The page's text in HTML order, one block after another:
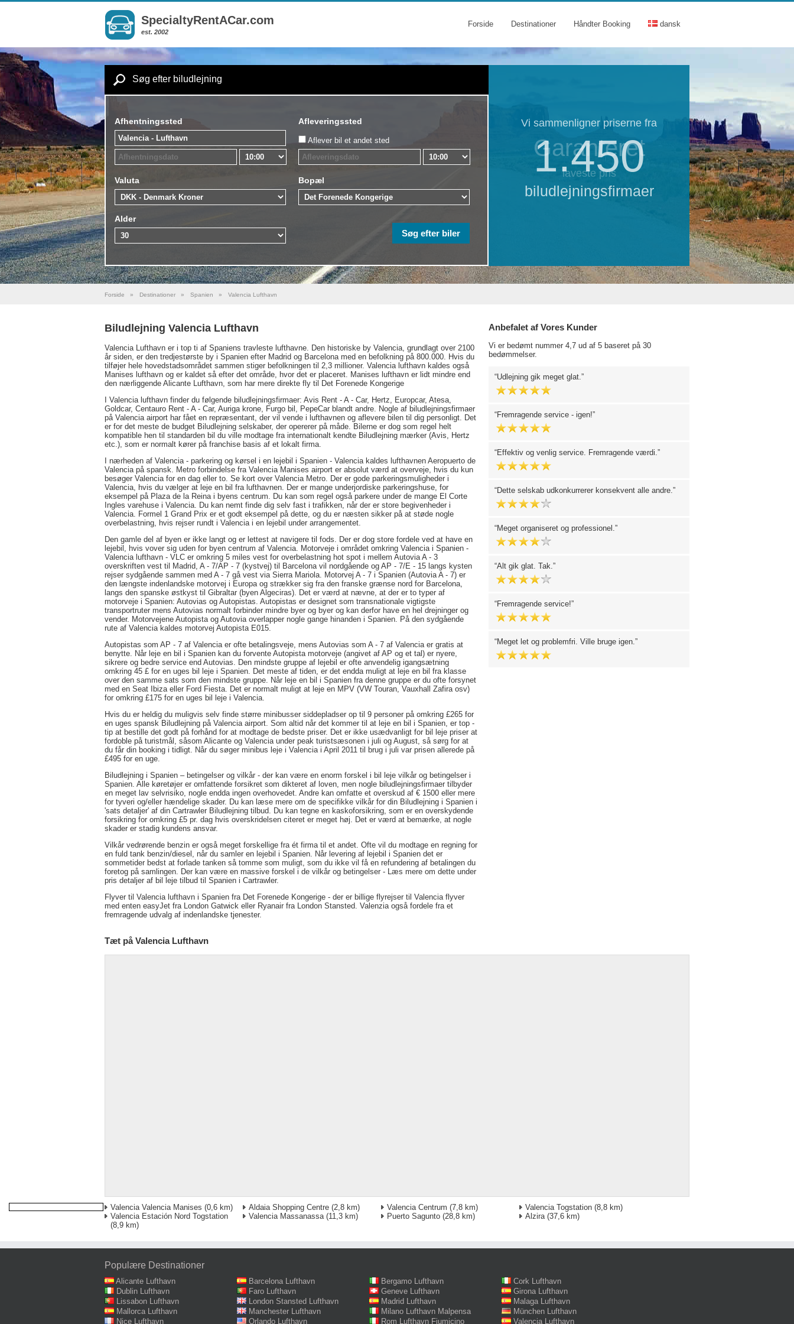
SpecialtyRentACar.com
est. 2002
Forside Destinationer Håndter Booking dansk
Søg efter biludlejning
Afhentningssted Afleveringssted
Aflever bil et andet sted
Valuta Bopæl
Alder
Vi sammenligner priserne fra
1.450
biludlejningsfirmaer
Garanteret
laveste pris
Forside » Destinationer » Spanien » Valencia Lufthavn
Biludlejning Valencia Lufthavn
Valencia Lufthavn er i top ti af Spaniens travleste lufthavne. Den historiske by Valencia, grundlagt over 2100
år siden, er den tredjestørste by i Spanien efter Madrid og Barcelona med en befolkning på 800.000. Hvis du
tilføjer hele hovedstadsområdet sammen stiger befolkningen til 2,3 millioner. Valencia lufthavn kaldes også
Manises lufthavn og er kaldet så efter det område, hvor det er placeret. Manises lufthavn er lidt mindre end
den nærliggende Alicante Lufthavn, som har mere direkte fly til Det Forenede Kongerige
I Valencia lufthavn finder du følgende biludlejningsfirmaer: Avis Rent - A - Car, Hertz, Europcar, Atesa,
Goldcar, Centauro Rent - A - Car, Auriga krone, Furgo bil, PepeCar blandt andre. Nogle af biludlejningsfirmaer
på Valencia airport har fået en repræsentant, der vil vende i lufthavnen og aflevere bilen til dig personligt. Det
er for det meste de budget Biludlejning selskaber, der opererer på måde. Bilerne er dog som regel helt
kompatible hen til standarden bil du ville modtage fra internationalt kendte Biludlejning mærker (Avis, Hertz
etc.), som er normalt kører på franchise basis af et lokalt firma.
I nærheden af Valencia - parkering og kørsel i en lejebil i Spanien - Valencia kaldes lufthavnen Aeropuerto de
Valencia på spansk. Metro forbindelse fra Valencia Manises airport er absolut værd at overveje, hvis du kun
besøger Valencia for en dag eller to. Se kort over Valencia Metro. Der er gode parkeringsmuligheder i
Valencia, hvis du vælger at leje en bil fra lufthavnen. Der er mange underjordiske parkeringshuse, for
eksempel på Plaza de la Reina i byens centrum. Du kan som regel også parkere under de mange El Corte
Ingles varehuse i Valencia. Du kan nemt finde dig selv fast i trafikken, når der er store begivenheder i
Valencia. Formel 1 Grand Prix er et godt eksempel på dette, og du er næsten sikker på at støde nogle
overbelastning, hvis rejser rundt i Valencia i en lejebil under arrangementet.
Den gamle del af byen er ikke langt og er lettest at navigere til fods. Der er dog store fordele ved at have en
lejebil, hvis vover sig uden for byen centrum af Valencia. Motorveje i området omkring Valencia i Spanien -
Valencia lufthavn - VLC er omkring 5 miles vest for overbelastning hot spot i mellem Autovia A - 3
overskriften vest til Madrid, A - 7/AP - 7 (kystvej) til Barcelona vil nordgående og AP - 7/E - 15 langs kysten
rejser sydgående sammen med A - 7 gå vest via Sierra Mariola. Motorvej A - 7 i Spanien (Autovia A - 7) er
den længste indenlandske motorvej i Europa og strækker sig fra den franske grænse nord for Barcelona,
langs den spanske østkyst til Gibraltar (byen Algeciras). Det er værd at nævne, at der er to typer af
motorveje i Spanien: Autovias og Autopistas. Autopistas er designet som transnationale vigtigste
transportruter mens Autovias normalt forbinder mindre byer og byer og kan derfor have en hel drejninger og
vender. Motorvejene Autopista og Autovia overlapper nogle gange hinanden i Spanien. På den sydgående
rute af Valencia kaldes motorvej Autopista E015.
Autopistas som AP - 7 af Valencia er ofte betalingsveje, mens Autovias som A - 7 af Valencia er gratis at
benytte. Når leje en bil i Spanien kan du forvente Autopista motorveje (angivet af AP og et tal) er nyere,
sikrere og bedre service end Autovias. Den mindste gruppe af lejebil er ofte anvendelig igangsætning
omkring 45 £ for en uges bil leje i Spanien. Det meste af tiden, er det endda muligt at leje en bil fra klasse
over den samme sats som den mindste gruppe. Når leje en bil i Spanien fra denne gruppe er du ofte forsynet
med en Seat Ibiza eller Ford Fiesta. Det er normalt muligt at leje en MPV (VW Touran, Vauxhall Zafira osv)
for omkring £175 for en uges bil leje i Valencia.
Hvis du er heldig du muligvis selv finde større minibusser siddepladser op til 9 personer på omkring £265 for
en uges spansk Biludlejning på Valencia airport. Som altid når det kommer til at leje en bil i Spanien, er top -
tip at bestille det godt på forhånd for at modtage de bedste priser. Det er ikke usædvanligt for bil leje priser at
fordoble på turistmål, såsom Alicante og Valencia under peak turistsæsonen i juli og August, så sørg for at
du får din booking i tidligt. Når du søger minibus leje i Valencia i April 2011 til brug i juli var prisen allerede på
£495 for en uge.
Biludlejning i Spanien – betingelser og vilkår - der kan være en enorm forskel i bil leje vilkår og betingelser i
Spanien. Alle køretøjer er omfattende forsikret som dikteret af loven, men nogle biludlejningsfirmaer tilbyder
en meget lav selvrisiko, nogle endda ingen overhovedet. Andre kan omfatte et overskud af € 1500 eller mere
for tyveri og/eller hændelige skader. Du kan læse mere om de specifikke vilkår for din Biludlejning i Spanien i
'sats detaljer' af din Cartrawler Biludlejning tilbud. Du kan tegne en kaskoforsikring, som er en overskydende
forsikring for omkring £5 pr. dag hvis overskridelsen citeret er meget høj. Det er værd at bemærke, at nogle
skader er stadig kundens ansvar.
Vilkår vedrørende benzin er også meget forskellige fra ét firma til et andet. Ofte vil du modtage en regning for
en fuld tank benzin/diesel, når du samler en lejebil i Spanien. Når levering af lejebil i Spanien det er
sommetider bedst at forlade tanken så tomme som muligt, som du ikke vil få en refundering af betalingen du
foretog på samlingen. Der kan være en massive forskel i de vilkår og betingelser - Læs mere om dette under
pris detaljer af bil leje tilbud til Spanien i Cartrawler.
Flyver til Valencia lufthavn i Spanien fra Det Forenede Kongerige - der er billige flyrejser til Valencia flyver
med enten easyJet fra London Gatwick eller Ryanair fra London Stansted. Valenzia også fordele fra et
fremragende udvalg af indenlandske tjenester.
Anbefalet af Vores Kunder
Vi er bedømt nummer 4,7 ud af 5 baseret på 30
bedømmelser.
Udlejning gik meget glat.
Fremragende service - igen!
Effektiv og venlig service. Fremragende værdi.
Dette selskab udkonkurrerer konsekvent alle andre.
Meget organiseret og professionel.
Alt gik glat. Tak.
Fremragende service!
Meget let og problemfri. Ville bruge igen.
Tæt på Valencia Lufthavn
Valencia Valencia Manises (0,6 km) Aldaia Shopping Centre (2,8 km) Valencia Centrum (7,8 km) Valencia Togstation (8,8 km)
Valencia Estación Nord Togstation
(8,9 km)
Valencia Massanassa(11,3 km) Puerto Sagunto (28,8 km) Alzira(37,6 km)
Populære Destinationer
Alicante Lufthavn Barcelona Lufthavn Bergamo Lufthavn
Cork Lufthavn
Dublin Lufthavn
Faro Lufthavn Geneve Lufthavn
Girona Lufthavn
Lissabon Lufthavn
London Stansted Lufthavn Madrid Lufthavn
Malaga Lufthavn
Mallorca Lufthavn
Manchester Lufthavn Milano Lufthavn Malpensa
München Lufthavn
Nice Lufthavn
Orlando Lufthavn Rom Lufthavn Fiumicino Valencia Lufthavn